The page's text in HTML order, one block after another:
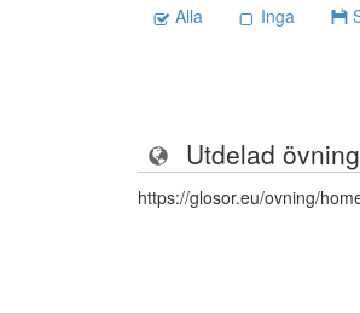
Alla Inga
Utdelad övning
https://glosor.eu/ovning/